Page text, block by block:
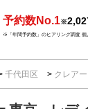
予約数No.1※
※「年間予約数」のヒアリング調査 個
千代田区 クレア